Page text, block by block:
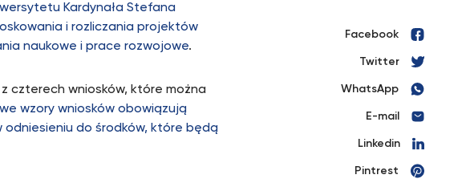
Kardynała Stefana
i rozliczania projektów
naukowe i prace rozwojowe.
czterech wniosków, które można
wzory wniosków obowiązują
do środków, które będą
Facebook
Twitter
WhatsApp
E-mail
Linkedin
Pintrest